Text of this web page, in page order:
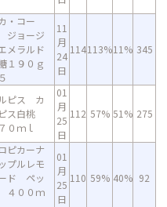
・コー
ジョージ
メラルド
１９０ｇ
11
月
24
日
114113%11% 345
ピス カ
ス白桃
０ｍｌ
01
月
25
日
112 57% 51% 275
ピカーナ
プルレモ
ド ペッ
４００ｍ
01
月
25
日
110 59% 40% 92